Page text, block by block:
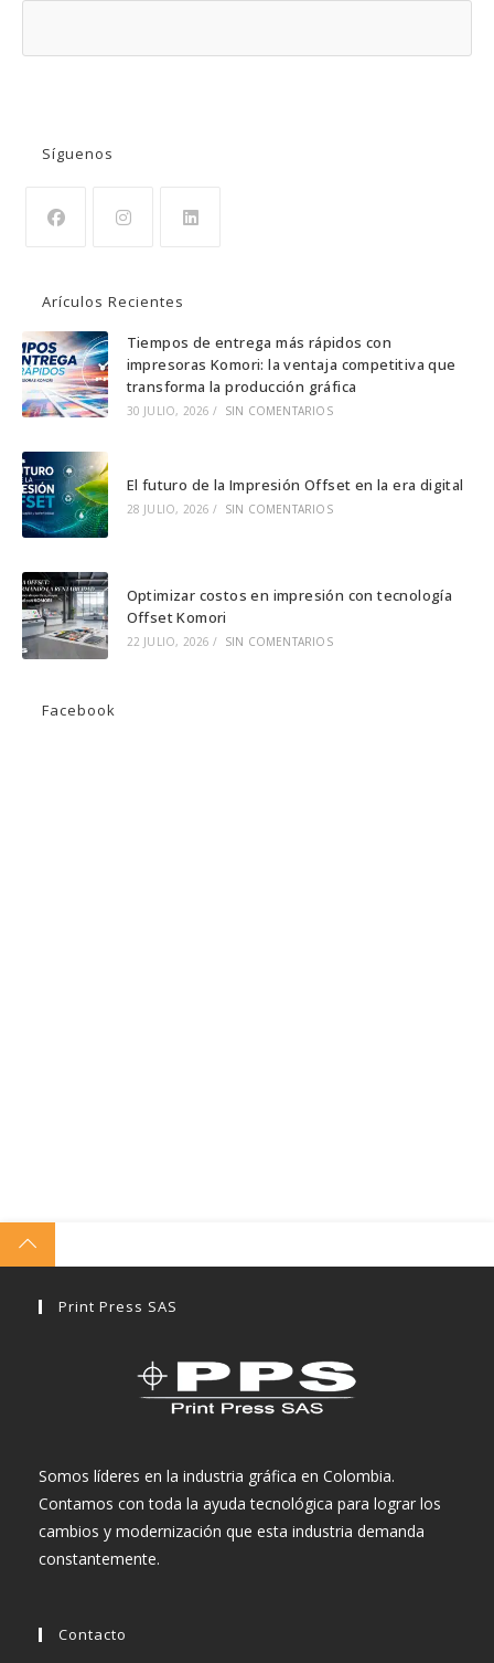
Síguenos
una
nueva
pestaña
una
nueva
pestaña
una
nueva
pestaña
Arículos Recientes
Tiempos de entrega más rápidos con
impresoras Komori: la ventaja competitiva que
transforma la producción gráfica
30 JULIO, 2026 / SIN COMENTARIOS
El futuro de la Impresión Offset en la era digital
28 JULIO, 2026 / SIN COMENTARIOS
Optimizar costos en impresión con tecnología
Offset Komori
22 JULIO, 2026 / SIN COMENTARIOS
Facebook
Print Press SAS
Somos líderes en la industria gráfica en Colombia.
Contamos con toda la ayuda tecnológica para lograr los
cambios y modernización que esta industria demanda
constantemente.
Contacto